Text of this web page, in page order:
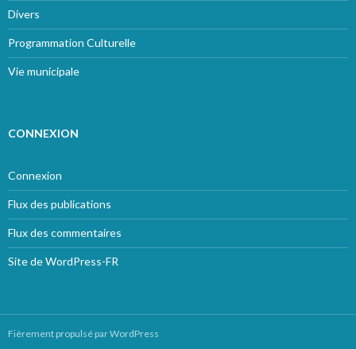
Divers
Programmation Culturelle
Vie municipale
CONNEXION
Connexion
Flux des publications
Flux des commentaires
Site de WordPress-FR
Fièrement propulsé par WordPress